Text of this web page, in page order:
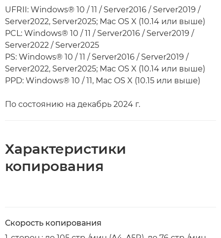
UFRII: Windows® 10 / 11 / Server2016 / Server2019 /
Server2022, Server2025; Mac OS X (10.14 или выше)
PCL: Windows® 10 / 11 / Server2016 / Server2019 /
Server2022 / Server2025
PS: Windows® 10 / 11 / Server2016 / Server2019 /
Server2022, Server2025; Mac OS X (10.14 или выше)
PPD: Windows® 10 / 11, Mac OS X (10.15 или выше)
По состоянию на декабрь 2024 г.
Характеристики
копирования
Скорость копирования